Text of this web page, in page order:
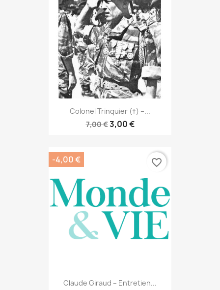
Colonel Trinquier (†) –...
7,00 €3,00 €
Claude Giraud – Entretien...
-4,00 € favorite_border